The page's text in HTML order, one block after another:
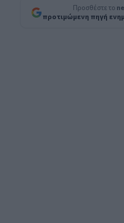
Προσθέστε το
προτιμώμενη πηγή